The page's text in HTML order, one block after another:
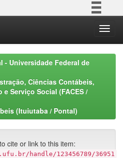
Participe
Acesso à informação
Legislação
Canais
Universidade Federal de
Ciências Contábeis,
Serviço Social (FACES /
(Ituiutaba / Pontal)
cite or link to this item:
handle/123456789/36951